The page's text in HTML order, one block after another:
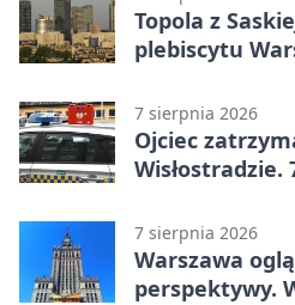
Topola z
plebiscytu
7 sierpnia 2026
Ojciec
Wisłostradzie.
7 sierpnia 2026
Warszawa
perspektywy.